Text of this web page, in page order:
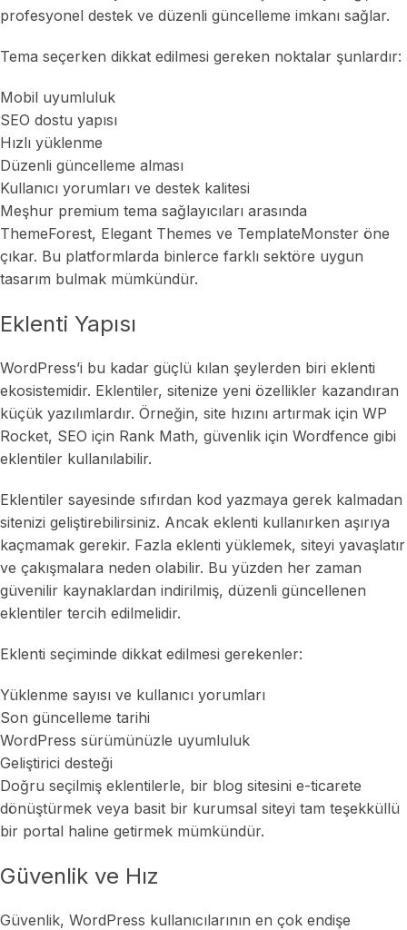
profesyonel destek ve düzenli güncelleme imkanı sağlar.
Tema seçerken dikkat edilmesi gereken noktalar şunlardır:
Mobil uyumluluk
SEO dostu yapısı
Hızlı yüklenme
Düzenli güncelleme alması
Kullanıcı yorumları ve destek kalitesi
Meşhur premium tema sağlayıcıları arasında
ThemeForest, Elegant Themes ve TemplateMonster öne
çıkar. Bu platformlarda binlerce farklı sektöre uygun
tasarım bulmak mümkündür.
Eklenti Yapısı
WordPress’i bu kadar güçlü kılan şeylerden biri eklenti
ekosistemidir. Eklentiler, sitenize yeni özellikler kazandıran
küçük yazılımlardır. Örneğin, site hızını artırmak için WP
Rocket, SEO için Rank Math, güvenlik için Wordfence gibi
eklentiler kullanılabilir.
Eklentiler sayesinde sıfırdan kod yazmaya gerek kalmadan
sitenizi geliştirebilirsiniz. Ancak eklenti kullanırken aşırıya
kaçmamak gerekir. Fazla eklenti yüklemek, siteyi yavaşlatır
ve çakışmalara neden olabilir. Bu yüzden her zaman
güvenilir kaynaklardan indirilmiş, düzenli güncellenen
eklentiler tercih edilmelidir.
Eklenti seçiminde dikkat edilmesi gerekenler:
Yüklenme sayısı ve kullanıcı yorumları
Son güncelleme tarihi
WordPress sürümünüzle uyumluluk
Geliştirici desteği
Doğru seçilmiş eklentilerle, bir blog sitesini e-ticarete
dönüştürmek veya basit bir kurumsal siteyi tam teşekküllü
bir portal haline getirmek mümkündür.
Güvenlik ve Hız
Güvenlik, WordPress kullanıcılarının en çok endişe